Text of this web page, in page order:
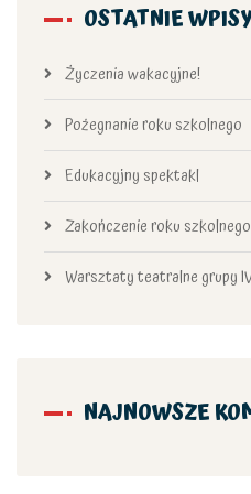
OSTATNIE
Życzenia wakacyjne!
Pożegnanie roku szkolnego
Edukacyjny spektakl
Zakończenie roku
Warsztaty teatralne grupy
NAJNOWSZE